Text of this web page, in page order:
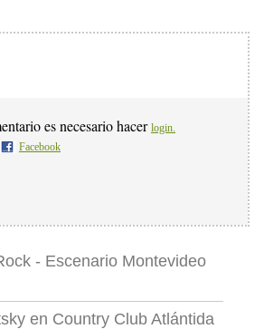
es necesario hacer login.
Facebook
- Escenario Montevideo
en Country Club Atlántida